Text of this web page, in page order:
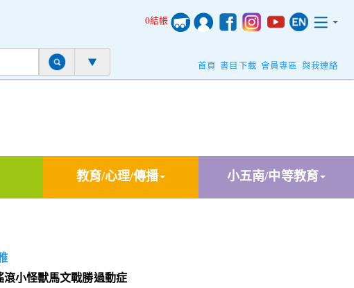
0結帳
首頁 書目下載 會員專區 與我連絡
教育/心理/傳播 小五南/中等教育
滾小怪獸馬文戰勝過動症